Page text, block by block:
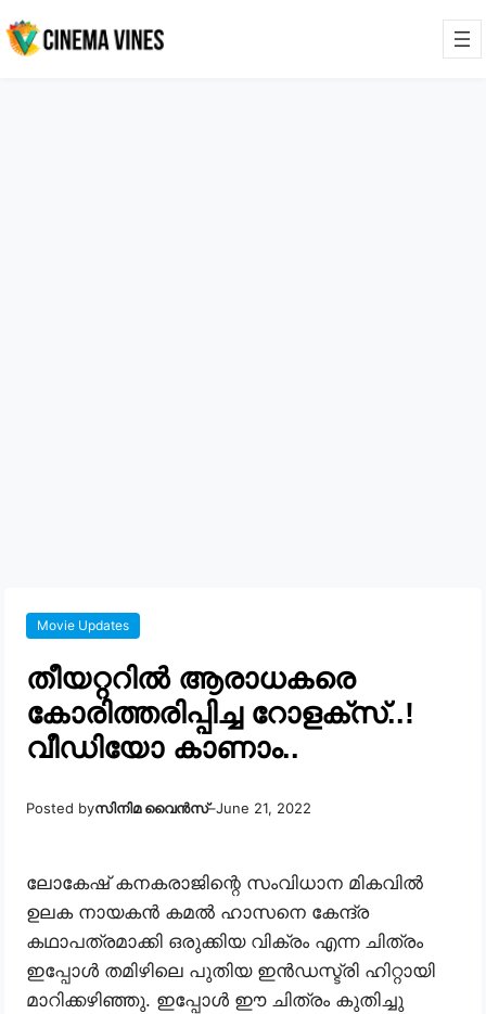
Movie Updates
തീയറ്ററിൽ ആരാധകരെ
കോരിത്തരിപ്പിച്ച റോളക്സ്..!
വീഡിയോ കാണാം..
Posted byസിനിമ വൈൻസ്–June 21, 2022
ലോകേഷ് കനകരാജിന്റെ സംവിധാന മികവിൽ
ഉലക നായകൻ കമൽ ഹാസനെ കേന്ദ്ര
കഥാപത്രമാക്കി ഒരുക്കിയ വിക്രം എന്ന ചിത്രം
ഇപ്പോൾ തമിഴിലെ പുതിയ ഇൻഡസ്ട്രി ഹിറ്റായി
മാറിക്കഴിഞ്ഞു. ഇപ്പോൾ ഈ ചിത്രം കുതിച്ചു